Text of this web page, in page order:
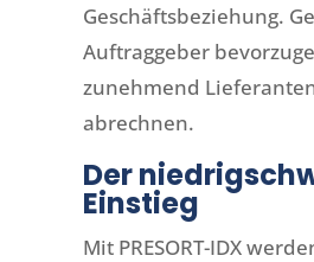
Geschäftsbeziehung.
Auftraggeber
zunehmend
abrechnen.
Der
Einstieg
Mit PRESORT-IDX